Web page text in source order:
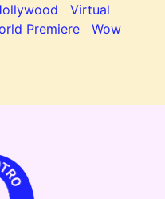
Virtual
Premiere
Wow